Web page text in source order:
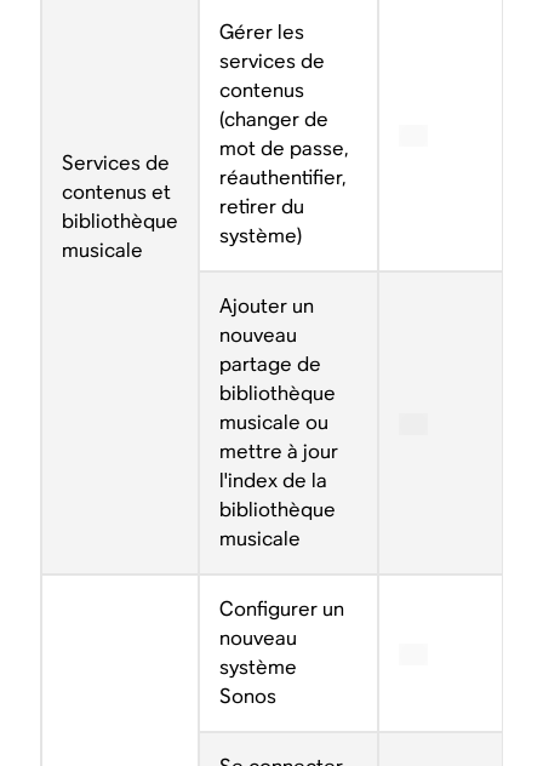
Services de
contenus et
bibliothèque
musicale
Gérer les
services de
contenus
(changer de
mot de passe,
réauthentifier,
retirer du
système)
Ajouter un
nouveau
partage de
bibliothèque
musicale ou
mettre à jour
l'index de la
bibliothèque
musicale
Configurer un
nouveau
système
Sonos